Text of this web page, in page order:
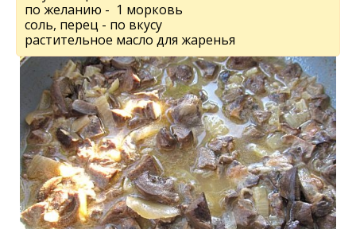
по желанию - 1 морковь
соль, перец - по вкусу
растительное масло для жаренья